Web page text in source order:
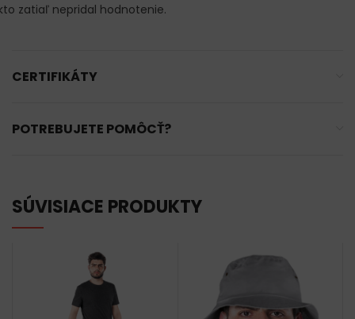
zatiaľ nepridal hodnotenie.
CERTIFIKÁTY
POTREBUJETE POMÔCŤ?
SÚVISIACE PRODUKTY